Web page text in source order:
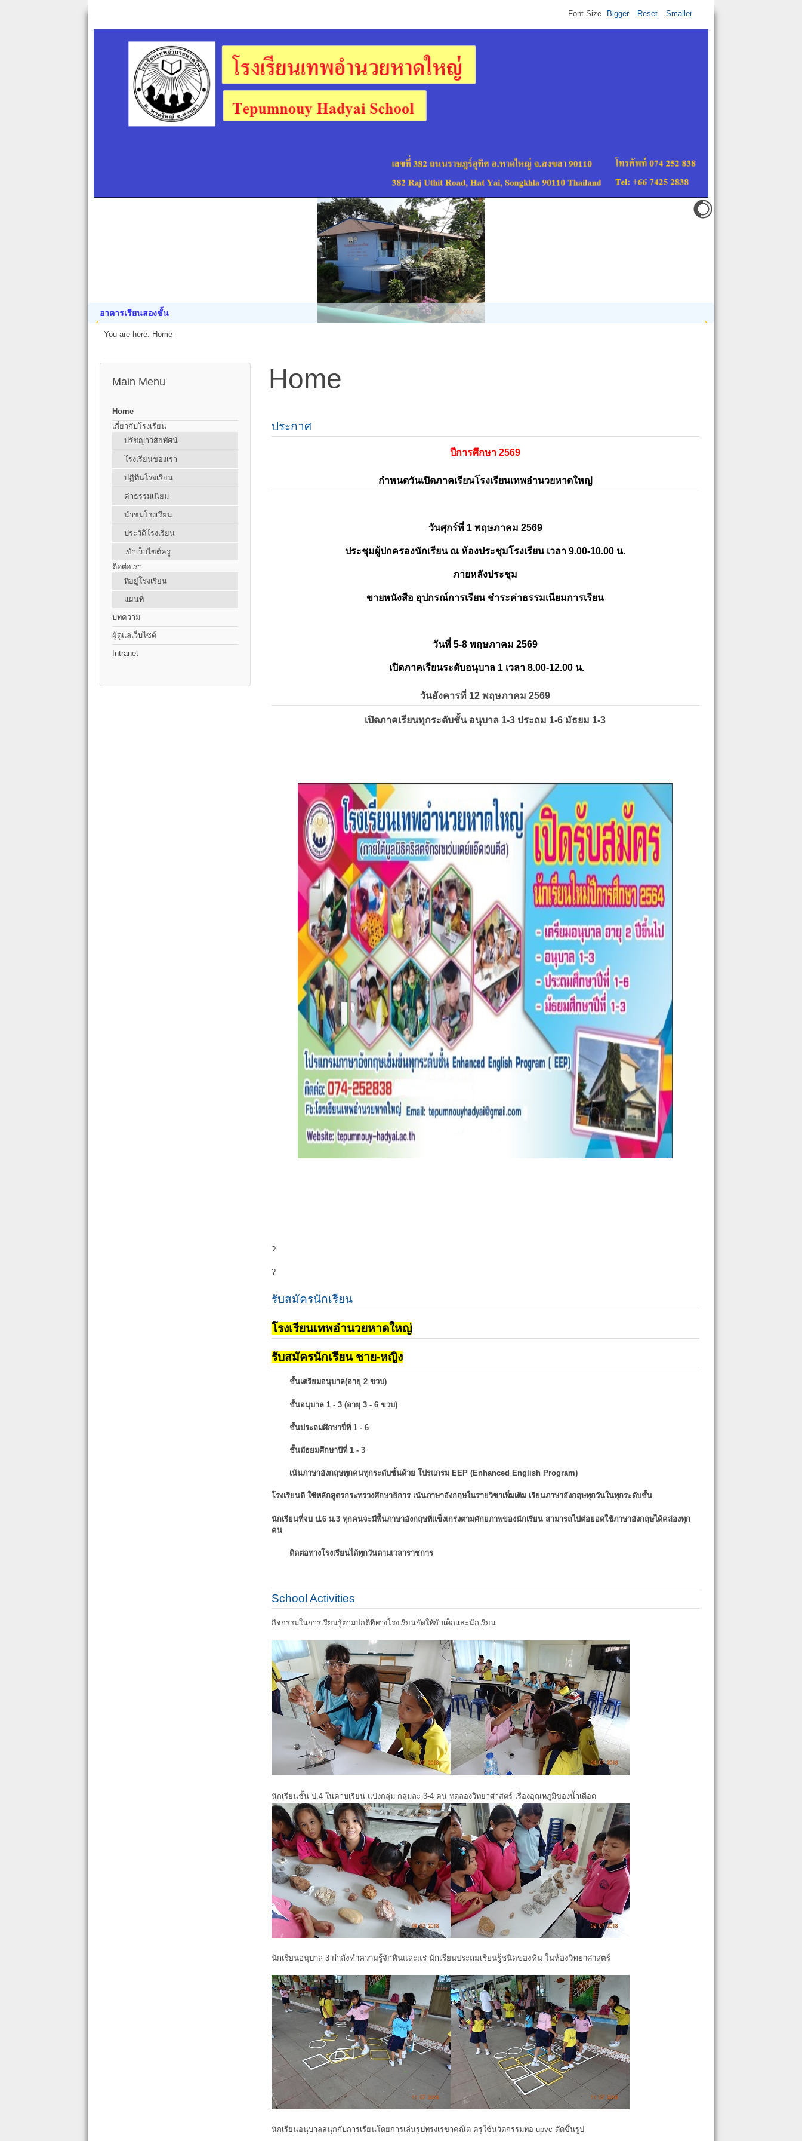
อาคารเรียนสองชั้น
Font Size Bigger Reset Smaller
You are here: Home
Main Menu
Home
เกี่ยวกับโรงเรียน
ปรัชญาวิสัยทัศน์
โรงเรียนของเรา
ปฏิทินโรงเรียน
ค่าธรรมเนียม
นำชมโรงเรียน
ประวัติโรงเรียน
เข้าเว็บไซต์ครู
ติดต่อเรา
ที่อยู่โรงเรียน
แผนที่
บทความ
ผู้ดูแลเว็บไซต์
Intranet
Home
ประกาศ
ปีการศึกษา 2569
กำหนดวันเปิดภาคเรียนโรงเรียนเทพอำนวยหาดใหญ่
วันศุกร์ที่ 1 พฤษภาคม 2569
ประชุมผู้ปกครองนักเรียน ณ ห้องประชุมโรงเรียน เวลา 9.00-10.00 น.
ภายหลังประชุม
ขายหนังสือ อุปกรณ์การเรียน ชำระค่าธรรมเนียมการเรียน
วันที่ 5-8 พฤษภาคม 2569
เปิดภาคเรียนระดับอนุบาล 1 เวลา 8.00-12.00 น.
วันอังคารที่ 12 พฤษภาคม 2569
เปิดภาคเรียนทุกระดับชั้น อนุบาล 1-3 ประถม 1-6 มัธยม 1-3
?
?
รับสมัครนักเรียน
โรงเรียนเทพอำนวยหาดใหญ่
รับสมัครนักเรียน ชาย-หญิง
ชั้นเตรียมอนุบาล(อายุ 2 ขวบ)
ชั้นอนุบาล 1 - 3 (อายุ 3 - 6 ขวบ)
ชั้นประถมศึกษาปี่ที่ 1 - 6
ชั้นมัธยมศึกษาปีที่ 1 - 3
เน้นภาษาอังกฤษทุกคนทุกระดับชั้นด้วย โปรแกรม EEP (Enhanced English Program)
โรงเรียนดี ใช้หลักสูตรกระทรวงศึกษาธิการ เน้นภาษาอังกฤษในรายวิชาเพิ่มเติม เรียนภาษาอังกฤษทุกวันในทุกระดับชั้น
นักเรียนที่จบ ป.6 ม.3 ทุกคนจะมีพื้นภาษาอังกฤษที่แข็งเกร่งตามศักยภาพของนักเรียน สามารถไปต่อยอดใช้ภาษาอังกฤษได้คล่องทุก
คน
ติดต่อทางโรงเรียนได้ทุกวันตามเวลาราชการ
School Activities
กิจกรรมในการเรียนรู้ตามปกติที่ทางโรงเรียนจัดให้กับเด็กและนักเรียน
นักเรียนชั้น ป.4 ในคาบเรียน แบ่งกลุ่ม กลุ่มละ 3-4 คน ทดลองวิทยาศาสตร์ เรื่องอุณหภูมิของน้ำเดือด
นักเรียนอนุบาล 3 กำลังทำความรู้จักหินและแร่ นักเรียนประถมเรียนรูู้ชนิดของหิน ในห้องวิทยาศาสตร์
นักเรียนอนุบาลสนุกกับการเรียนโดยการเล่นรูปทรงเรขาคณิต ครูใช้นวัตกรรมท่อ upvc ดัดขึ้นรูป